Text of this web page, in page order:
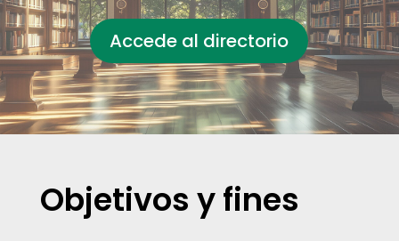
Accede al directorio
Objetivos y fines